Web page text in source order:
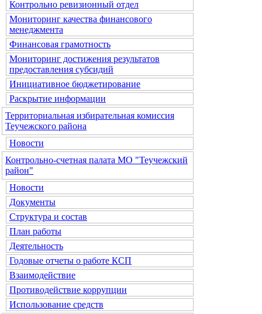
Контрольно ревизионный отдел
Мониторинг качества финансового
менеджмента
Финансовая грамотность
Мониторинг достижения результатов
предоставления субсидий
Инициативное бюджетирование
Раскрытие информации
Территориальная избирательная комиссия
Теучежского района
Новости
Контрольно-счетная палата МО "Теучежский
район"
Новости
Документы
Структура и состав
План работы
Деятельность
Годовые отчеты о работе КСП
Взаимодействие
Противодействие коррупции
Использование средств